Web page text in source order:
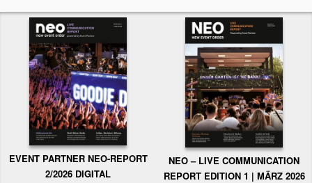
EVENT PARTNER NEO-REPORT
2/2026 DIGITAL
NEO – LIVE COMMUNICATION
REPORT EDITION 1 | MÄRZ 2026